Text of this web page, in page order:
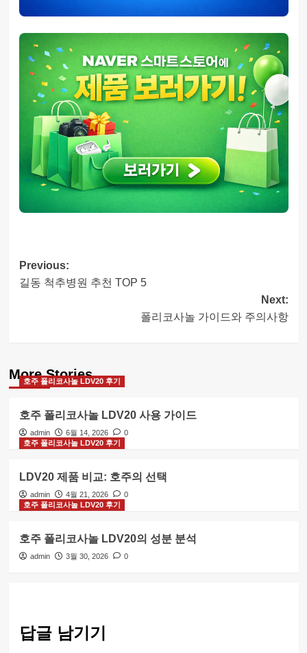
Post
navigation
Previous:
길동 척추병원 추천 TOP 5
Next:
폴리코사놀 가이드와 주의사항
More Stories
호주 폴리코사놀 LDV20 후기
호주 폴리코사놀 LDV20 사용 가이드
admin 6월 14, 2026
0
호주 폴리코사놀 LDV20 후기
LDV20 제품 비교: 호주의 선택
admin 4월 21, 2026
0
호주 폴리코사놀 LDV20 후기
호주 폴리코사놀 LDV20의 성분 분석
admin 3월 30, 2026 0
답글 남기기